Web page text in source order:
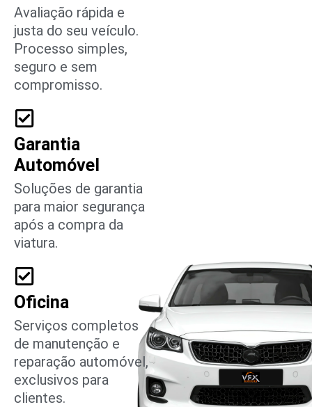
Avaliação rápida e
justa do seu veículo.
Processo simples,
seguro e sem
compromisso.
Garantia
Automóvel
Soluções de garantia
para maior segurança
após a compra da
viatura.
Oficina
Serviços completos
de manutenção e
reparação automóvel,
exclusivos para
clientes.